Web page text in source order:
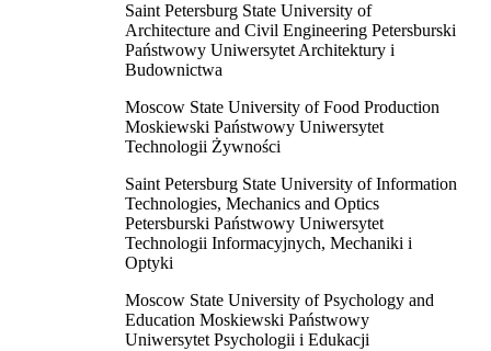
Saint Petersburg State University of
Architecture and Civil Engineering Petersburski
Państwowy Uniwersytet Architektury i
Budownictwa
Moscow State University of Food Production
Moskiewski Państwowy Uniwersytet
Technologii Żywności
Saint Petersburg State University of Information
Technologies, Mechanics and Optics
Petersburski Państwowy Uniwersytet
Technologii Informacyjnych, Mechaniki i
Optyki
Moscow State University of Psychology and
Education Moskiewski Państwowy
Uniwersytet Psychologii i Edukacji